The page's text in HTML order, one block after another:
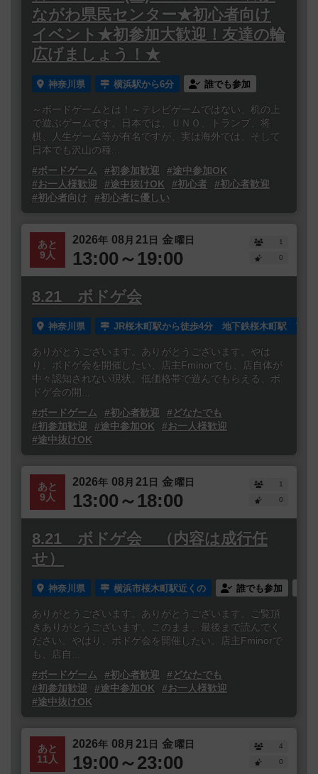
ながわ県民センター★初心者向け
イベント★初参加大歓迎！友達の輪
広げましょう！★
神奈川県 横浜駅から6分 誰でも参加
～ボードゲームとは！～テレビゲームではない、机の上
で遊ぶゲームです。日本では、ＵＮＯ、トランプ、将
棋、人生ゲーム等が有名ですが、実は海外では、そして
日本でも沢山の種...
#ボードゲーム
#初参加歓迎
#途中参加OK
#お一人様歓迎
#途中抜けOK #初心者
#初心者歓迎
#初心者向け
#初心者に優しい
あと
9人
2026年 08 月 21日 金曜日
13:00～19:00
1
0
8.21 ボドゲ会
神奈川県 JR桜木町駅から徒歩4分 地下鉄桜木町駅 南1
ありがとうございます。ありがとうございます。やは
り、ボドゲ会を開催したい、店主Fminorでも、店自体が
中々認知されない現状。低価格帯で遊んでもらえる、ボ
ドゲ会の開...
#ボードゲーム
#初心者歓迎
#どなたでも
#初参加歓迎
#途中参加OK
#お一人様歓迎
#途中抜けOK
あと
9人
2026年 08 月 21日 金曜日
13:00～18:00
1
0
8.21 ボドゲ会 （内容は成行任
せ）
神奈川県 横浜市桜木町駅近くの 誰でも参加
ありがとうございます。ありがとうございます。ご覧頂
きありがとうございます。このまま、最後まで読んでく
ださい。やはり、ボドゲ会を開催したい。店主Fminorで
も、店自...
#ボードゲーム
#初心者歓迎
#どなたでも
#初参加歓迎
#途中参加OK
#お一人様歓迎
#途中抜けOK
あと
11人
2026年 08 月 21日 金曜日
19:00～23:00
4
0